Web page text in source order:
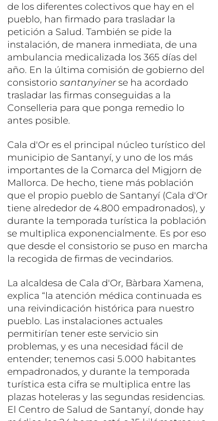
de los diferentes colectivos que hay en el
pueblo, han firmado para trasladar la
petición a Salud. También se pide la
instalación, de manera inmediata, de una
ambulancia medicalizada los 365 días del
año. En la última comisión de gobierno del
consistorio santanyinerse ha acordado
trasladar las firmas conseguidas a la
Conselleria para que ponga remedio lo
antes posible.
Cala d'Or es el principal núcleo turístico del
municipio de Santanyí, y uno de los más
importantes de la Comarca del Migjorn de
Mallorca. De hecho, tiene más población
que el propio pueblo de Santanyí (Cala d'Or
tiene alrededor de 4.800 empadronados), y
durante la temporada turística la población
se multiplica exponencialmente. Es por eso
que desde el consistorio se puso en marcha
la recogida de firmas de vecindarios.
La alcaldesa de Cala d'Or, Bàrbara Xamena,
explica “la atención médica continuada es
una reivindicación histórica para nuestro
pueblo. Las instalaciones actuales
permitirían tener este servicio sin
problemas, y es una necesidad fácil de
entender; tenemos casi 5.000 habitantes
empadronados, y durante la temporada
turística esta cifra se multiplica entre las
plazas hoteleras y las segundas residencias.
El Centro de Salud de Santanyí, donde hay